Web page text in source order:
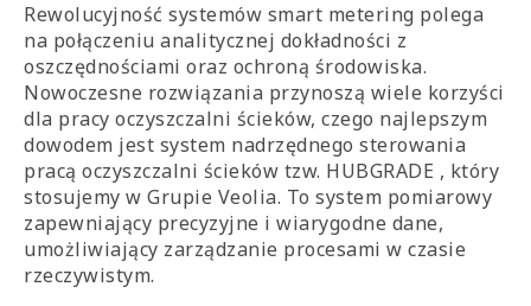
Rewolucyjność systemów smart metering polega
na połączeniu analitycznej dokładności z
oszczędnościami oraz ochroną środowiska.
Nowoczesne rozwiązania przynoszą wiele korzyści
dla pracy oczyszczalni ścieków, czego najlepszym
dowodem jest system nadrzędnego sterowania
pracą oczyszczalni ścieków tzw. HUBGRADE , który
stosujemy w Grupie Veolia. To system pomiarowy
zapewniający precyzyjne i wiarygodne dane,
umożliwiający zarządzanie procesami w czasie
rzeczywistym.